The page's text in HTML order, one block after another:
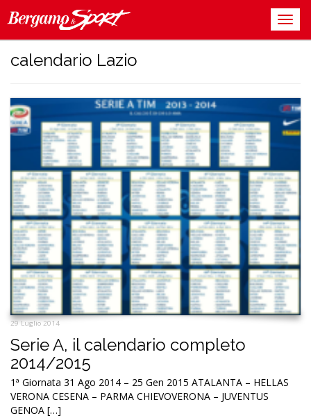
calendario Lazio
29 Luglio 2014
Serie A, il calendario completo
2014/2015
1ª Giornata 31 Ago 2014 – 25 Gen 2015 ATALANTA – HELLAS
VERONA CESENA – PARMA CHIEVOVERONA – JUVENTUS
GENOA […]